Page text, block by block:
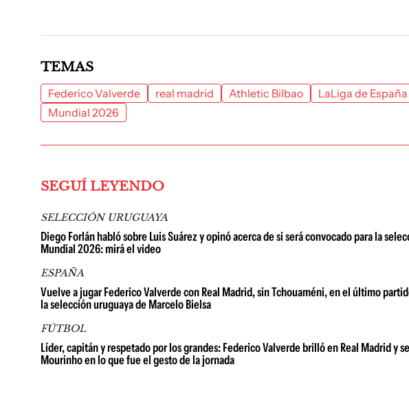
TEMAS
Federico Valverde real madrid Athletic Bilbao LaLiga de España
Mundial 2026
SEGUÍ LEYENDO
SELECCIÓN URUGUAYA
Diego Forlán habló sobre Luis Suárez y opinó acerca de si será convocado para la
Mundial 2026: mirá el video
ESPAÑA
Vuelve a jugar Federico Valverde con Real Madrid, sin Tchouaméni, en el último
la selección uruguaya de Marcelo Bielsa
FÚTBOL
Líder, capitán y respetado por los grandes: Federico Valverde brilló en Real Madrid y
Mourinho en lo que fue el gesto de la jornada